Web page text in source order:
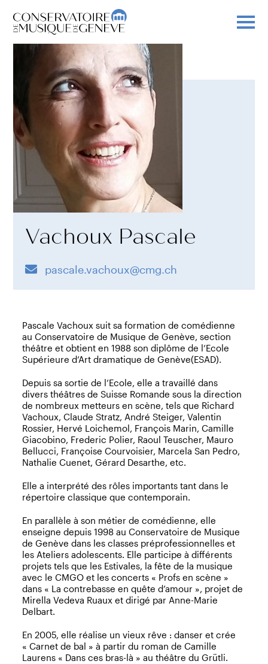
Vachoux Pascale
pascale.vachoux@cmg.ch
Pascale Vachoux suit sa formation de comédienne
au Conservatoire de Musique de Genève, section
théâtre et obtient en 1988 son diplôme de l’Ecole
Supérieure d’Art dramatique de Genève(ESAD).
Depuis sa sortie de l’Ecole, elle a travaillé dans
divers théâtres de Suisse Romande sous la direction
de nombreux metteurs en scène, tels que Richard
Vachoux, Claude Stratz, André Steiger, Valentin
Rossier, Hervé Loichemol, François Marin, Camille
Giacobino, Frederic Polier, Raoul Teuscher, Mauro
Bellucci, Françoise Courvoisier, Marcela San Pedro,
Nathalie Cuenet, Gérard Desarthe, etc.
Elle a interprété des rôles importants tant dans le
répertoire classique que contemporain.
En parallèle à son métier de comédienne, elle
enseigne depuis 1998 au Conservatoire de Musique
de Genève dans les classes préprofessionnelles et
les Ateliers adolescents. Elle participe à différents
projets tels que les Estivales, la fête de la musique
avec le CMGO et les concerts « Profs en scène »
dans « La contrebasse en quête d’amour », projet de
Mirella Vedeva Ruaux et dirigé par Anne-Marie
Delbart.
En 2005, elle réalise un vieux rêve : danser et crée
« Carnet de bal » à partir du roman de Camille
Laurens « Dans ces bras-là » au théâtre du Grütli.